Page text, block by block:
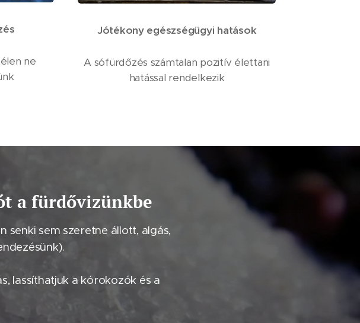
ne
Jótékony egészségügyi hatások
A sófürdőzés számtalan pozitív élettani
hatással rendelkezik
a fürdővizünkbe
senki sem szeretne állott, algás,
lassíthatjuk a kórokozók és a